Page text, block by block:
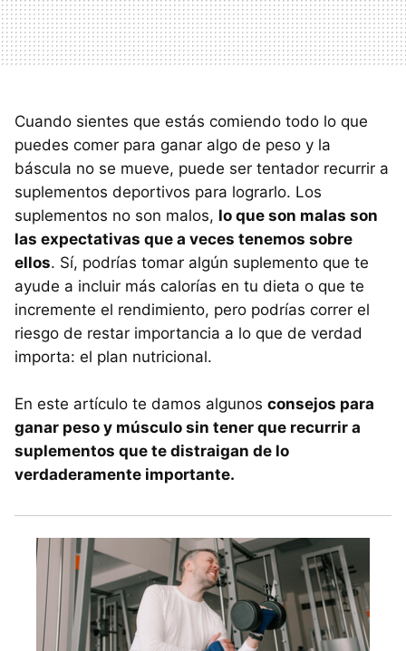
Cuando sientes que estás comiendo todo lo que
puedes comer para ganar algo de peso y la
báscula no se mueve, puede ser tentador recurrir a
suplementos deportivos para lograrlo. Los
suplementos no son malos, lo que son malas son
las expectativas que a veces tenemos sobre
ellos. Sí, podrías tomar algún suplemento que te
ayude a incluir más calorías en tu dieta o que te
incremente el rendimiento, pero podrías correr el
riesgo de restar importancia a lo que de verdad
importa: el plan nutricional.
En este artículo te damos algunos consejos para
ganar peso y músculo sin tener que recurrir a
suplementos que te distraigan de lo
verdaderamente importante.